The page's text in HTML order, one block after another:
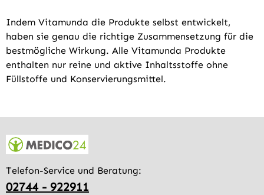
Indem Vitamunda die Produkte selbst entwickelt,
haben sie genau die richtige Zusammensetzung für die
bestmögliche Wirkung. Alle Vitamunda Produkte
enthalten nur reine und aktive Inhaltsstoffe ohne
Füllstoffe und Konservierungsmittel.
Telefon-Service und Beratung:
02744 - 922911